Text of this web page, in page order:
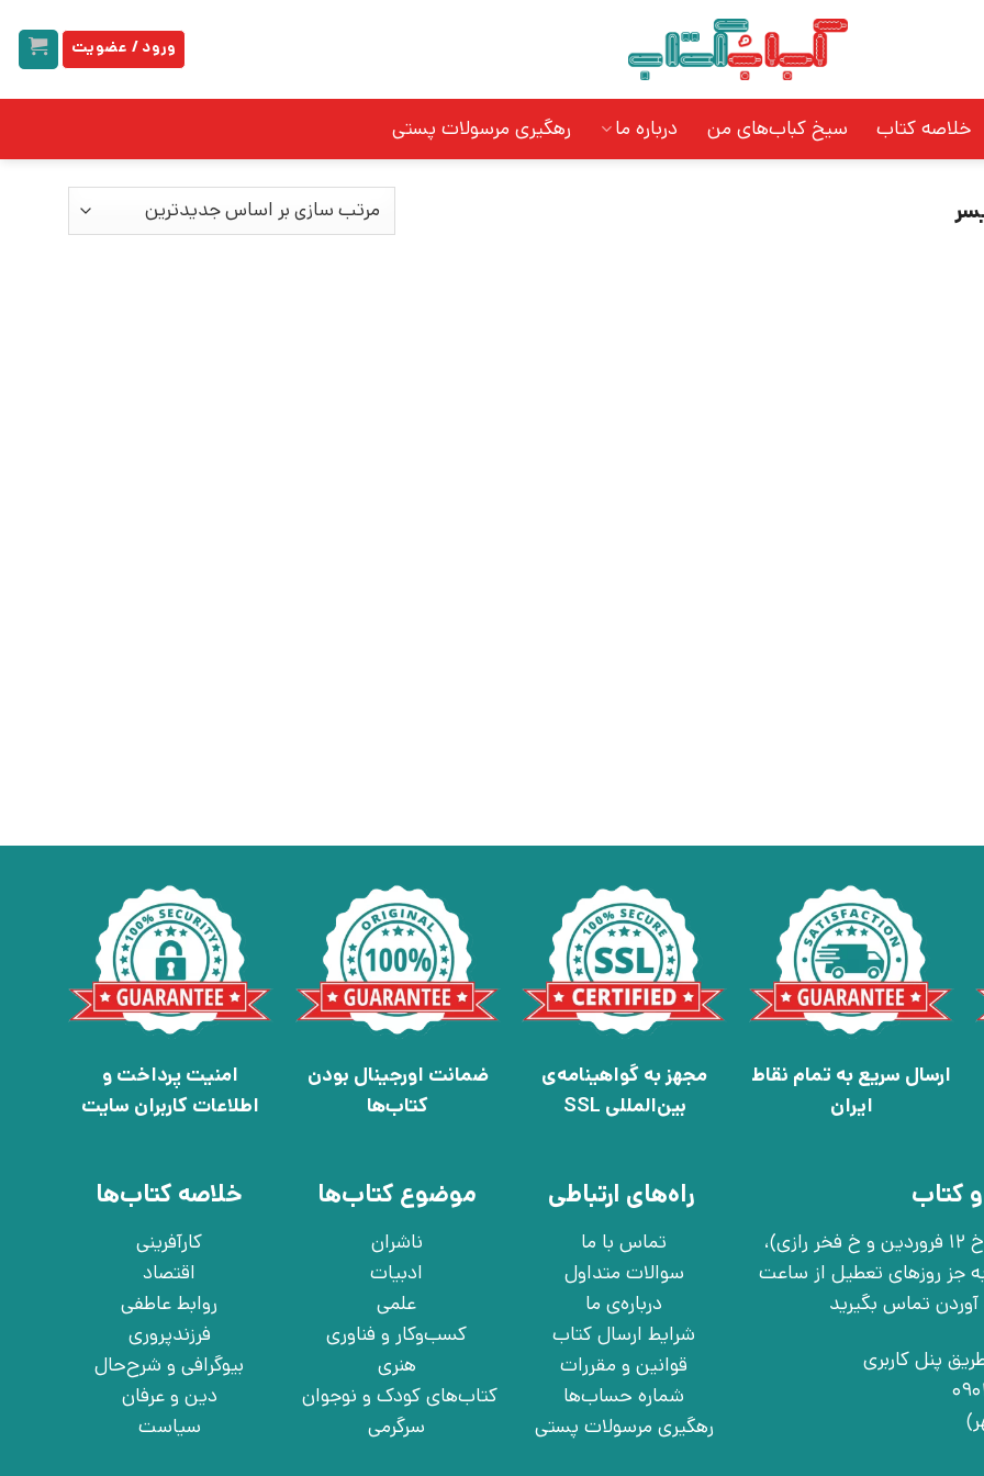
ورود / عضویت
خلاصه کتاب سیخ کباب‌های من درباره ما رهگیری مرسولات پستی
ارسال سریع به تمام نقاط
ایران
مجهز به گواهینامه‌ی
بین‌المللی SSL
ضمانت اورجینال بودن
کتاب‌ها
امنیت پرداخت و
اطلاعات کاربران سایت
کتاب
تهران، خ انقلاب، خ 12 فروردین، خ روانمهر شرقی(بین خ 12 فروردین و خ فخر رازی)،
به جز روزهای تعطیل از ساعت
پنل کاربری
راه‌های ارتباطی
تماس با ما
سوالات متداول
درباره‌ی ما
شرایط ارسال کتاب
قوانین و مقررات
شماره حساب‌ها
رهگیری مرسولات پستی
موضوع کتاب‌ها
ناشران
ادبیات
علمی
کسب‌وکار و فناوری
هنری
کتاب‌های کودک و نوجوان
سرگرمی
خلاصه کتاب‌ها
کارآفرینی
اقتصاد
روابط عاطفی
فرزندپروری
بیوگرافی و شرح‌حال
دین و عرفان
سیاست